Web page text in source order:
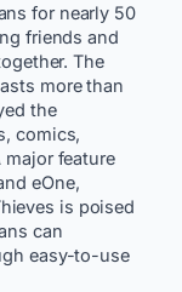
for nearly 50
friends and
The
more than
the
comics,
major feature
eOne,
is poised
can
easy-to-use